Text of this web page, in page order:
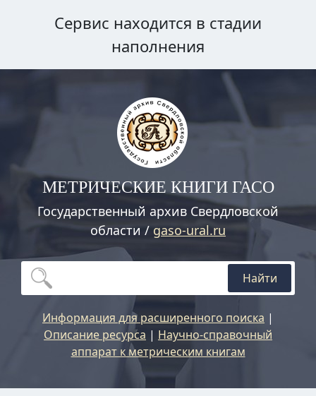
Сервис находится в стадии
наполнения
МЕТРИЧЕСКИЕ КНИГИ ГАСО
Государственный архив Свердловской
области / gaso-ural.ru
Найти
Информация для расширенного поиска |
Описание ресурса | Научно-справочный
аппарат к метрическим книгам